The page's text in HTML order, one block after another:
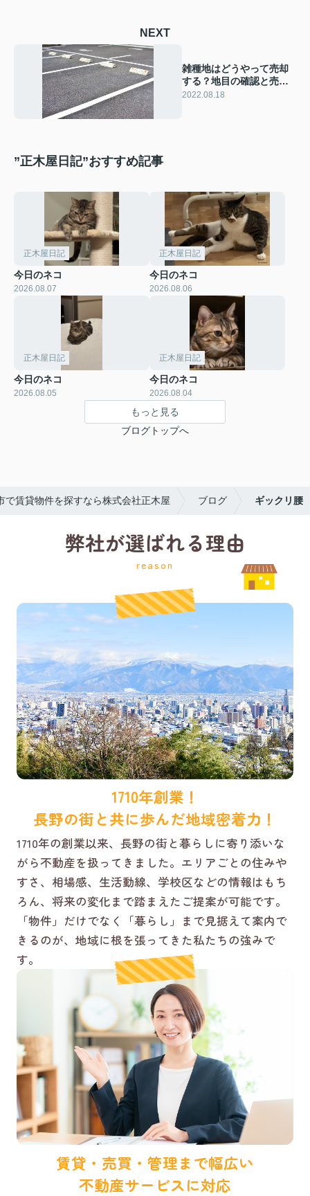
NEXT
雑種地はどうやって売却
する？地目の確認と売却
方法について解説！
2022.08.18
”正木屋日記”おすすめ記事
正木屋日記
今日のネコ
2026.08.07
正木屋日記
今日のネコ
2026.08.06
正木屋日記
今日のネコ
2026.08.05
正木屋日記
今日のネコ
2026.08.04
もっと見る
ブログトップへ
で賃貸物件を探すなら株式会社正木屋 ブログ ギックリ腰
弊社が選ばれる理由
reason
1710年創業！
長野の街と共に歩んだ地域密着力！
1710年の創業以来、長野の街と暮らしに寄り添いな
がら不動産を扱ってきました。エリアごとの住みや
すさ、相場感、生活動線、学校区などの情報はもち
ろん、将来の変化まで踏まえたご提案が可能です。
「物件」だけでなく「暮らし」まで見据えて案内で
きるのが、地域に根を張ってきた私たちの強みで
す。
賃貸・売買・管理まで幅広い
不動産サービスに対応